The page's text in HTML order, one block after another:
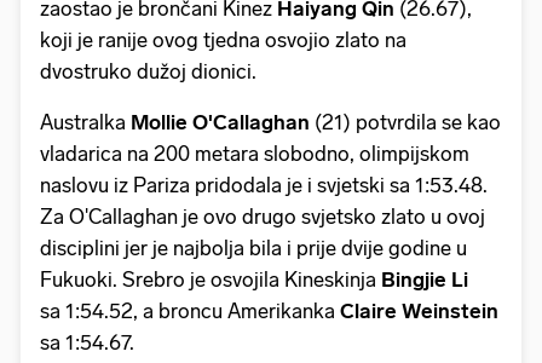
zaostao je brončani Kinez Haiyang Qin (26.67),
koji je ranije ovog tjedna osvojio zlato na
dvostruko dužoj dionici.
Australka Mollie O'Callaghan (21) potvrdila se kao
vladarica na 200 metara slobodno, olimpijskom
naslovu iz Pariza pridodala je i svjetski sa 1:53.48.
Za O'Callaghan je ovo drugo svjetsko zlato u ovoj
disciplini jer je najbolja bila i prije dvije godine u
Fukuoki. Srebro je osvojila Kineskinja Bingjie Li
sa 1:54.52, a broncu Amerikanka Claire Weinstein
sa 1:54.67.